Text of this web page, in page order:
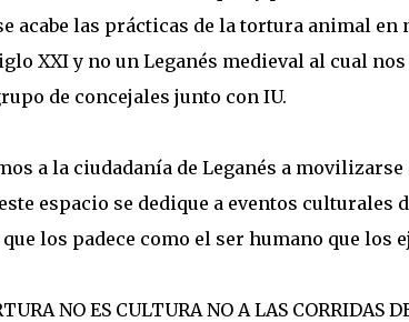
acabe las prácticas de la tortura animal en
XXI y no un Leganés medieval al cual
de concejales junto con IU.
a la ciudadanía de Leganés a
espacio se dedique a eventos
los padece como el ser humano que los
NO ES CULTURA NO A LAS CORRIDAS